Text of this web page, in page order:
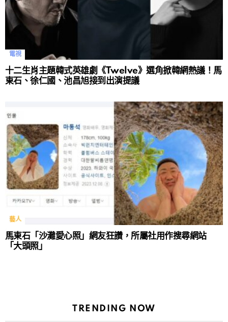
電視
十二生肖主題韓式英雄劇《Twelve》選角掀韓網熱議！馬
東石、徐仁國、池昌旭接到出演提議
藝人
馬東石「沙灘愛心照」網友狂讚，所屬社用作搜尋網站
「大頭照」
TRENDING NOW